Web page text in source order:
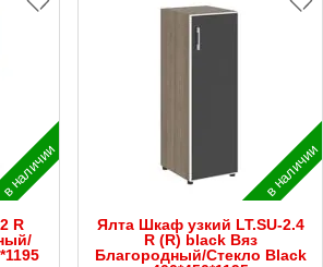
в наличии
R
в наличии
Ялта Шкаф узкий LT.SU-2.4
R (R) black Вяз
Благородный/Стекло Black